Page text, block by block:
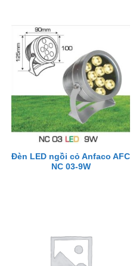
Đèn LED ngồi cỏ Anfaco AFC
NC 03-9W